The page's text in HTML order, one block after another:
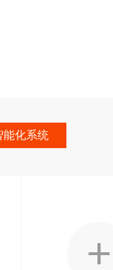
能化系统